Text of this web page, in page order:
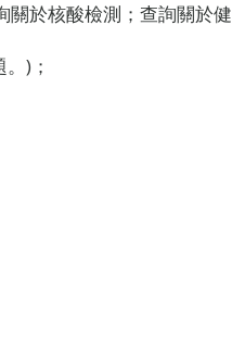
關於核酸檢測；查詢關於健
)；